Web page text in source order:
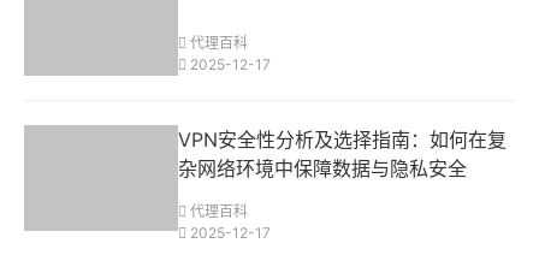
代理百科
2025-12-17
VPN安全性分析及选择指南：如何在复
杂网络环境中保障数据与隐私安全
代理百科
2025-12-17